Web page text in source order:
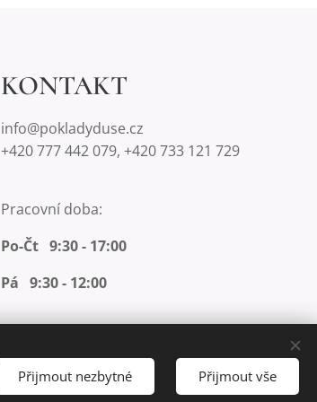
KONTAKT
info@pokladyduse.cz
+420 777 442 079, +420 733 121 729
Pracovní doba:
Po-Čt 9:30 - 17:00
Pá 9:30 - 12:00
Měna CZK Kč EUR €
Přijmout nezbytné Přijmout vše